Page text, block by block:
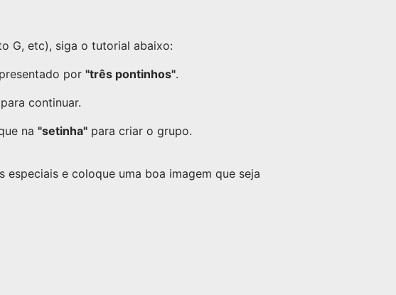
G, etc), siga o tutorial abaixo:
por "três pontinhos".
para continuar.
na "setinha" para criar o grupo.
e coloque uma boa imagem que seja